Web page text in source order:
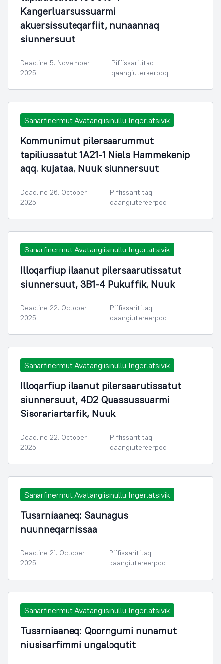
Kangerluarsussuarmi
akuersissuteqarfiit, nunaannaq
siunnersuut
Deadline 5. November
2025
Piffissarititaq
qaangiutereerpoq
Sanarfinermut Avatangiisinullu Ingerlatsivik
Kommunimut pilersaarummut
tapiliussatut 1A21-1 Niels Hammekenip
aqq. kujataa, Nuuk siunnersuut
Deadline 26. October
2025
Piffissarititaq
qaangiutereerpoq
Sanarfinermut Avatangiisinullu Ingerlatsivik
Illoqarfiup ilaanut pilersaarutissatut
siunnersuut, 3B1-4 Pukuffik, Nuuk
Deadline 22. October
2025
Piffissarititaq
qaangiutereerpoq
Sanarfinermut Avatangiisinullu Ingerlatsivik
Illoqarfiup ilaanut pilersaarutissatut
siunnersuut, 4D2 Quassussuarmi
Sisorariartarfik, Nuuk
Deadline 22. October
2025
Piffissarititaq
qaangiutereerpoq
Sanarfinermut Avatangiisinullu Ingerlatsivik
Tusarniaaneq: Saunagus
nuunneqarnissaa
Deadline 21. October
2025
Piffissarititaq
qaangiutereerpoq
Sanarfinermut Avatangiisinullu Ingerlatsivik
Tusarniaaneq: Qoorngumi nunamut
niusisarfimmi ungaloqutit